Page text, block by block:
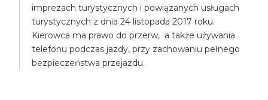
imprezach turystycznych i powiązanych usługach
turystycznych z dnia 24 listopada 2017 roku.
Kierowca ma prawo do przerw, a także używania
telefonu podczas jazdy, przy zachowaniu pełnego
bezpieczeństwa przejazdu.